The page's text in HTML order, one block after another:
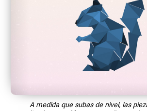
A medida que subas de nivel, las